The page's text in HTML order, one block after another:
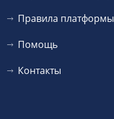
Правила платформы
Помощь
Контакты